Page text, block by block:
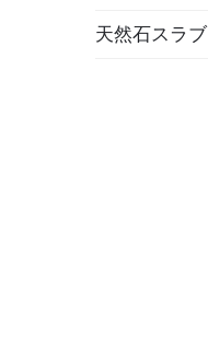
天然石スラブ